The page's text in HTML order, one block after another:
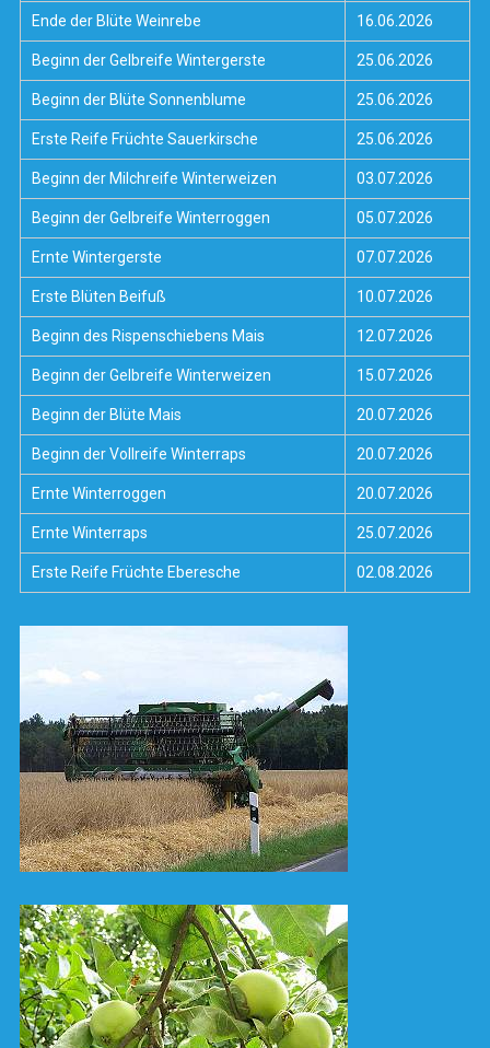
Ende der Blüte Weinrebe 16.06.2026
Beginn der Gelbreife Wintergerste 25.06.2026
Beginn der Blüte Sonnenblume 25.06.2026
Erste Reife Früchte Sauerkirsche 25.06.2026
Beginn der Milchreife Winterweizen 03.07.2026
Beginn der Gelbreife Winterroggen 05.07.2026
Ernte Wintergerste 07.07.2026
Erste Blüten Beifuß 10.07.2026
Beginn des Rispenschiebens Mais 12.07.2026
Beginn der Gelbreife Winterweizen 15.07.2026
Beginn der Blüte Mais 20.07.2026
Beginn der Vollreife Winterraps 20.07.2026
Ernte Winterroggen 20.07.2026
Ernte Winterraps 25.07.2026
Erste Reife Früchte Eberesche 02.08.2026